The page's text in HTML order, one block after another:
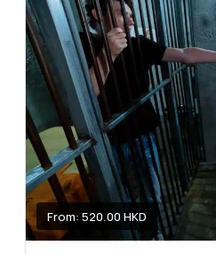
From: 520.00 HKD